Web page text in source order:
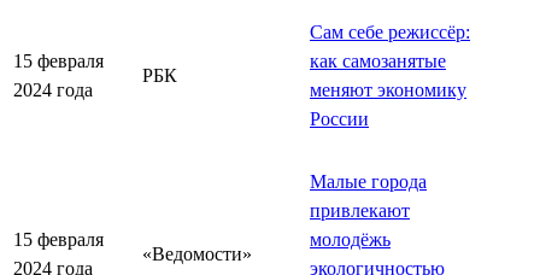
15 февраля
2024 года
РБК
Сам себе режиссёр:
как самозанятые
меняют экономику
России
15 февраля
2024 года
«Ведомости»
Малые города
привлекают
молодёжь
экологичностью